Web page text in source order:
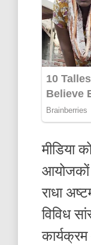
मीडिया
आयोजकों
राधा
विविध